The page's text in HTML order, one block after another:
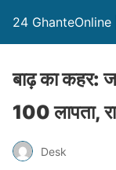
24 GhanteOnline
बाढ़ का कहर:
100 लापता,
Desk